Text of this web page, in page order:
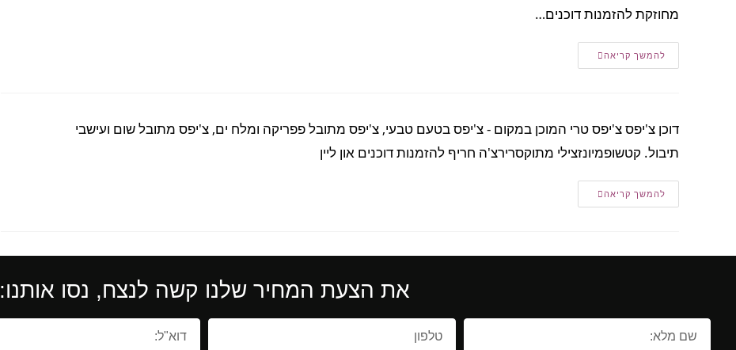
מחוזקת להזמנות דוכנים…
להמשך קריאה
דוכן צ'יפס צ'יפס טרי המוכן במקום - צ'יפס בטעם טבעי, צ'יפס מתובל פפריקה ומלח ים, צ'יפס מתובל שום ועישבי
תיבול. קטשופמיונזצילי מתוקסרירצ'ה חריף להזמנות דוכנים און ליין
להמשך קריאה
את הצעת המחיר שלנו קשה לנצח, נסו אותנו: